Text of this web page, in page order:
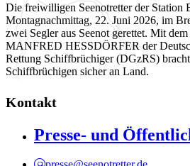
Die freiwilligen Seenotretter der Station
Montagnachmittag, 22. Juni 2026, im
zwei Segler aus Seenot gerettet. Mit
MANFRED HESSDÖRFER der
Rettung Schiffbrüchiger (DGzRS)
Schiffbrüchigen sicher an Land.
Kontakt
Presse- und